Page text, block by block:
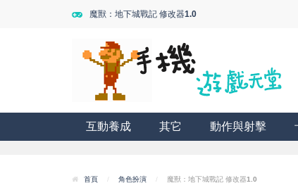
魔獸：地下城戰記 修改器1.0
互動養成 其它 動作與射擊
首頁 / 角色扮演 / 魔獸：地下城戰記 修改器1.0